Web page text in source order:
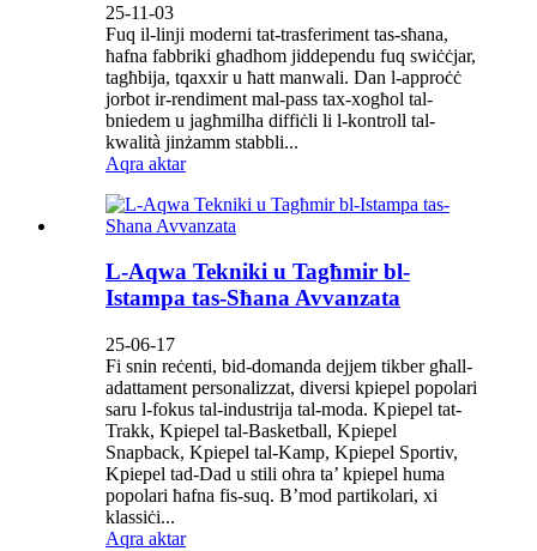
25-11-03
Fuq il-linji moderni tat-trasferiment tas-sħana,
ħafna fabbriki għadhom jiddependu fuq swiċċjar,
tagħbija, tqaxxir u ħatt manwali. Dan l-approċċ
jorbot ir-rendiment mal-pass tax-xogħol tal-
bniedem u jagħmilha diffiċli li l-kontroll tal-
kwalità jinżamm stabbli...
Aqra aktar
L-Aqwa Tekniki u Tagħmir bl-
Istampa tas-Sħana Avvanzata
25-06-17
Fi snin reċenti, bid-domanda dejjem tikber għall-
adattament personalizzat, diversi kpiepel popolari
saru l-fokus tal-industrija tal-moda. Kpiepel tat-
Trakk, Kpiepel tal-Basketball, Kpiepel
Snapback, Kpiepel tal-Kamp, Kpiepel Sportiv,
Kpiepel tad-Dad u stili oħra ta’ kpiepel huma
popolari ħafna fis-suq. B’mod partikolari, xi
klassiċi...
Aqra aktar